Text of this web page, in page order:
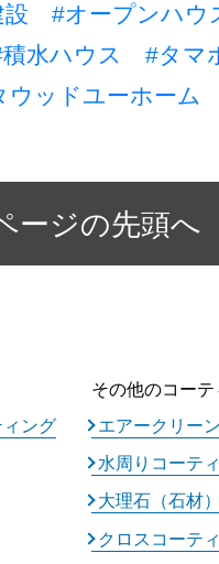
設
#オープンハウ
水ハウス
#タマ
ウッドユーホーム
ージの先頭へ
ング
その他のコー
エアークリー
水周りコーテ
大理石（石材
クロスコーテ